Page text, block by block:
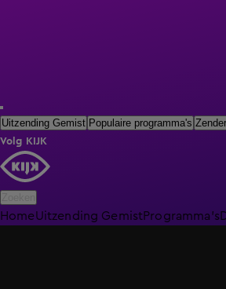
Uitzending Gemist Populaire programma's
Volg KIJK
HomeUitzending GemistProgramma's